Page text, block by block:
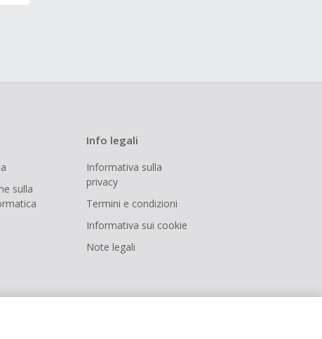
sulla
Info legali
Informativa sulla
privacy
Termini e condizioni
Informativa sui cookie
Note legali